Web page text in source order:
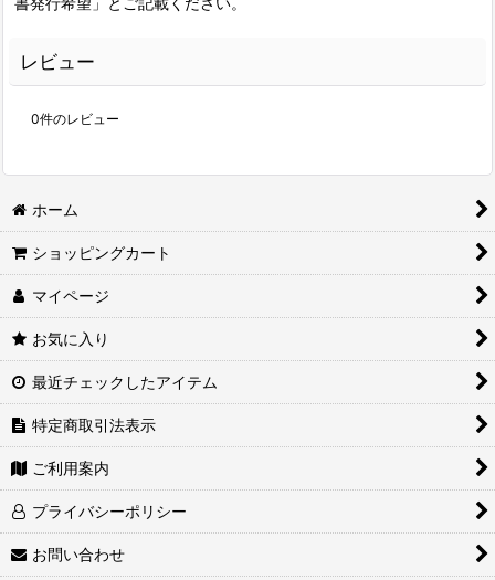
レビュー
0件のレビュー
ホーム
ショッピングカート
マイページ
お気に入り
最近チェックしたアイテム
特定商取引法表示
ご利用案内
プライバシーポリシー
お問い合わせ